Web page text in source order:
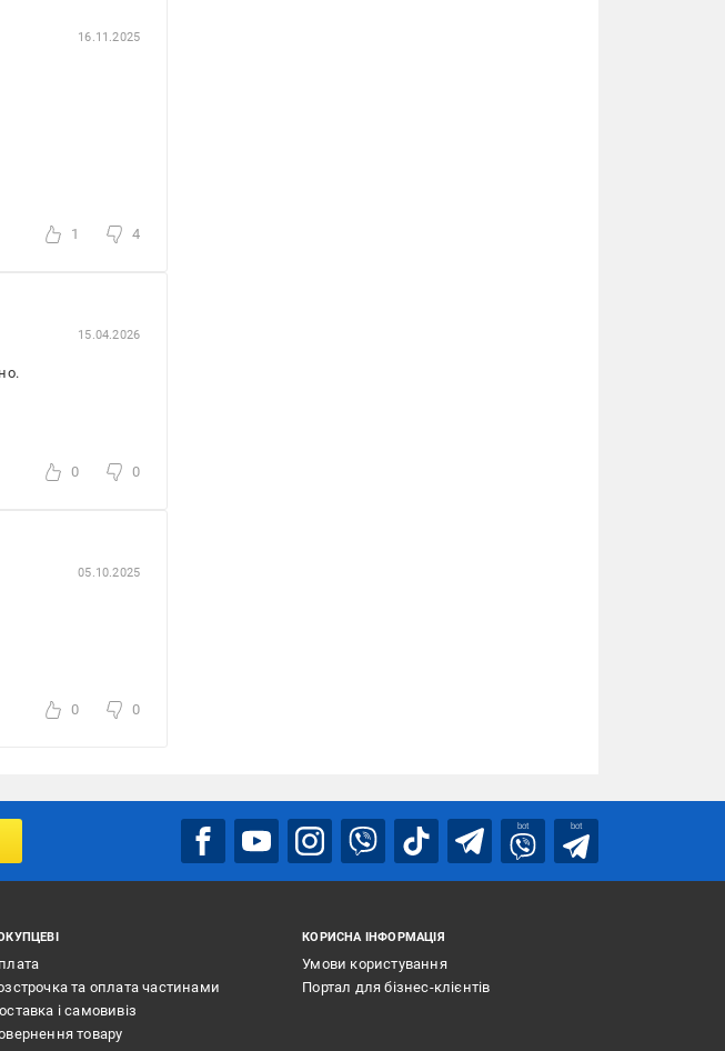
16.11.2025
1 4
15.04.2026
0 0
05.10.2025
0 0
bot bot
та оплата частинами
і самовивіз
товару
КОРИСНА ІНФОРМАЦІЯ
Умови користування
Портал для бізнес-клієнтів